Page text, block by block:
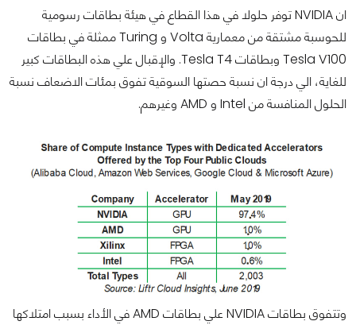
ان NVIDIA توفر حلولا في هذا القطاع في هيئة بطاقات رسومية
للحوسبة مشتقة من معمارية Volta و Turing ممثلة في بطاقات
Tesla V100 وبطاقات Tesla T4. والإقبال علي هذه البطاقات كبير
للغاية، الي درجة ان نسبة حصتها السوقية تفوق بمئات الاضعاف نسبة
الحلول المنافسة من Intel و AMD وغيرهم.
وتتفوق بطاقات NVIDIA علي بطاقات AMD في الأداء بسبب امتلاكها